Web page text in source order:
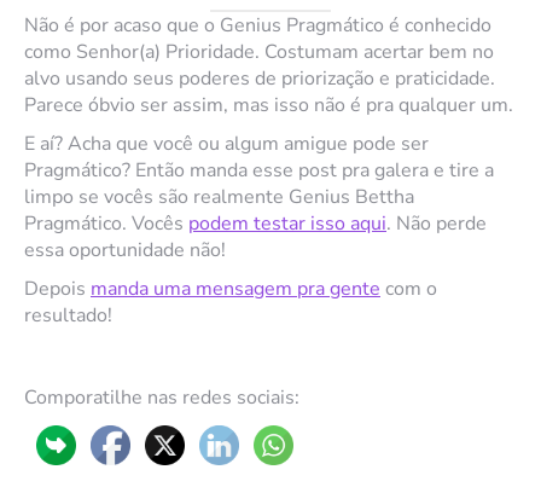
Não é por acaso que o Genius Pragmático é conhecido
como Senhor(a) Prioridade. Costumam acertar bem no
alvo usando seus poderes de priorização e praticidade.
Parece óbvio ser assim, mas isso não é pra qualquer um.
E aí? Acha que você ou algum amigue pode ser
Pragmático? Então manda esse post pra galera e tire a
limpo se vocês são realmente Genius Bettha
Pragmático. Vocês podem testar isso aqui. Não perde
essa oportunidade não!
Depois manda uma mensagem pra gente com o
resultado!
Comporatilhe nas redes sociais: